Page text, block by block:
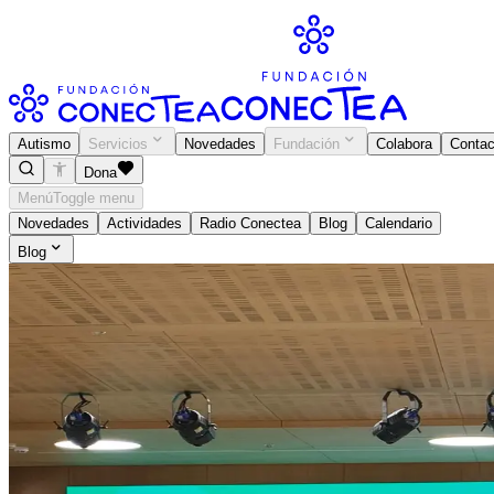
Autismo Servicios Novedades Fundación Colabora
Dona
MenúToggle menu
Novedades
Actividades Radio Conectea Blog
Calendario
Blog